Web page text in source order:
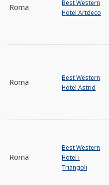
Roma
Best Western
Hotel Artdeco
Roma
Best Western
Hotel Astrid
Roma
Best Western
Hotel i
Triangoli